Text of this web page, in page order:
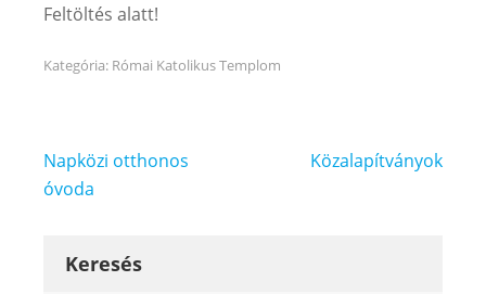
Feltöltés alatt!
Kategória: Római Katolikus Templom
Bejegyzés
navigáció
Napközi otthonos
óvoda
Közalapítványok
Keresés